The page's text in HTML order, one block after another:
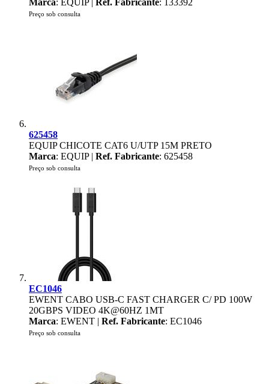
Marca: EQUIP | Ref. Fabricante: 133392
Preço sob consulta
625458
EQUIP CHICOTE CAT6 U/UTP 15M PRETO
Marca: EQUIP | Ref. Fabricante: 625458
Preço sob consulta
EC1046
EWENT CABO USB-C FAST CHARGER C/ PD 100W
20GBPS VIDEO 4K@60HZ 1MT
Marca: EWENT | Ref. Fabricante: EC1046
Preço sob consulta